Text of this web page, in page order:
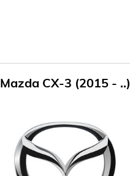
Mazda CX-3 (2015 - ..)